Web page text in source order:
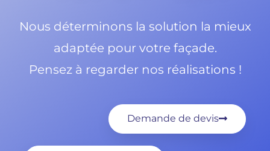
Nous déterminons la solution la mieux
adaptée pour votre façade.
Pensez à regarder nos réalisations !
Demande de devis